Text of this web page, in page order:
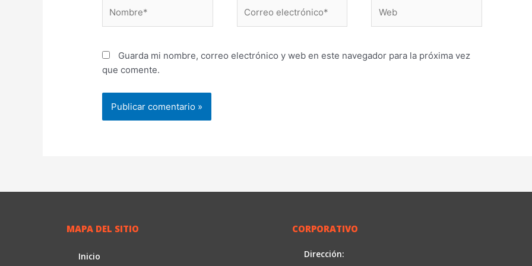
electrónico*
Guarda mi nombre, correo electrónico y web en este navegador para la próxima vez
que comente.
MAPA DEL SITIO
Inicio
CORPORATIVO
Dirección: